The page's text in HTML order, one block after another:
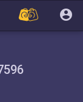
account_circle